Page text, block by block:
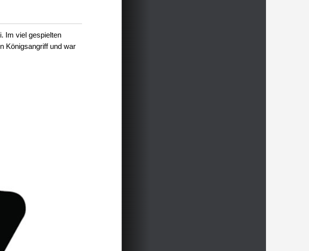
Im viel gespielten
Königsangriff und war